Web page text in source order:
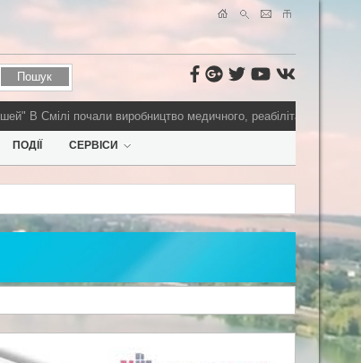
В Смілі почали виробництво медичного, реабілітаційного
ПОДІЇ СЕРВІСИ